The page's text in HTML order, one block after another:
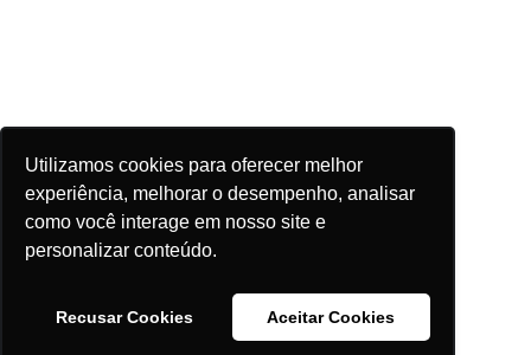
Utilizamos cookies para oferecer melhor
experiência, melhorar o desempenho, analisar
como você interage em nosso site e
personalizar conteúdo.
Recusar Cookies Aceitar Cookies